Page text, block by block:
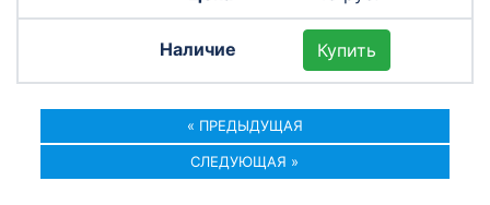
Купить
« ПРЕДЫДУЩАЯ
СЛЕДУЮЩАЯ »